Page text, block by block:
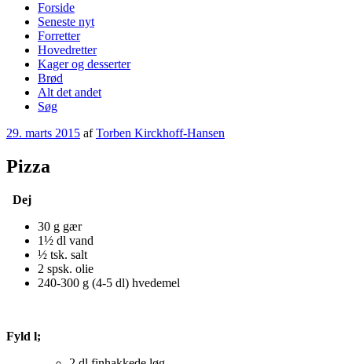
Forside
Seneste nyt
Forretter
Hovedretter
Kager og desserter
Brød
Alt det andet
Søg
Udgivet
29. marts 2015 afTorben Kirckhoff-Hansen
Pizza
Dej
30 g gær
1½ dl vand
½ tsk. salt
2 spsk. olie
240-300 g (4-5 dl) hvedemel
Fyld l;